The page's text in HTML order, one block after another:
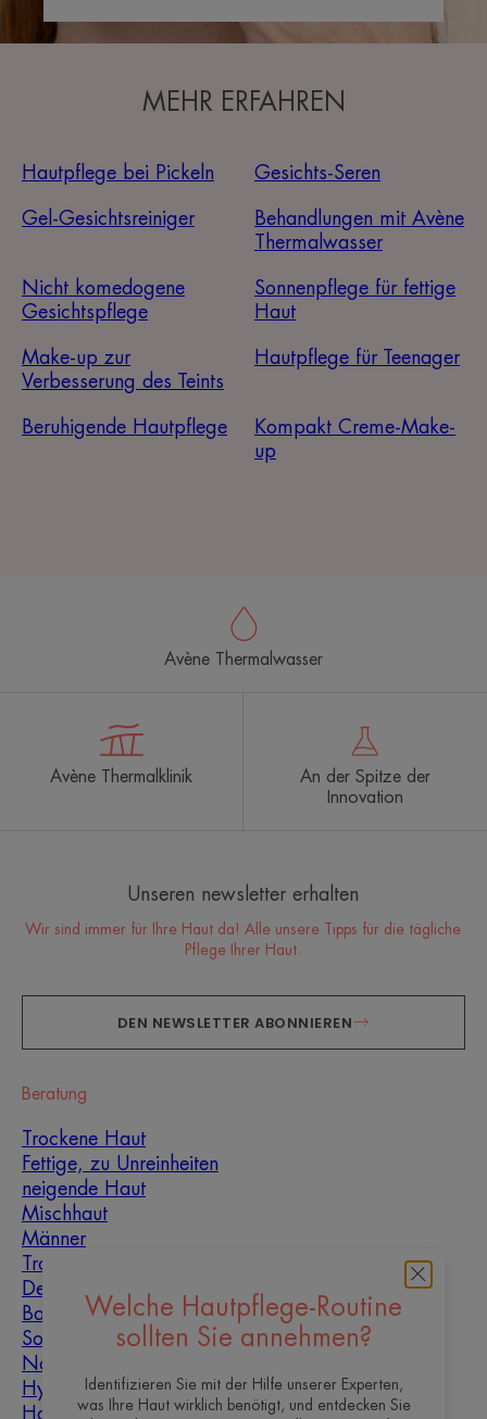
MEHR ERFAHREN
Hautpflege bei Pickeln Gesichts-Seren
Gel-Gesichtsreiniger
Behandlungen mit Avène
Thermalwasser
Nicht komedogene
Gesichtspflege
Sonnenpflege für fettige
Haut
Make-up zur
Verbesserung des Teints
Hautpflege für Teenager
Beruhigende Hautpflege
Kompakt Creme-Make-
up
Welche Hautpflege-Routine
sollten Sie annehmen?
Identifizieren Sie mit der Hilfe unserer Experten,
was Ihre Haut wirklich benötigt, und entdecken Sie
Avène Thermalwasser
Avène Thermalklinik
An der Spitze der
Innovation
Unseren newsletter erhalten
Wir sind immer für Ihre Haut da! Alle unsere Tipps für die tägliche
Pflege Ihrer Haut.
DEN NEWSLETTER ABONNIEREN
Beratung
Trockene Haut
Fettige, zu Unreinheiten
neigende Haut
Mischhaut
Männer
Trockenheit und
Dehydrierung
Baby
Sonne
Narbenheilung
Hyperkeratose
Hautunreinheiten